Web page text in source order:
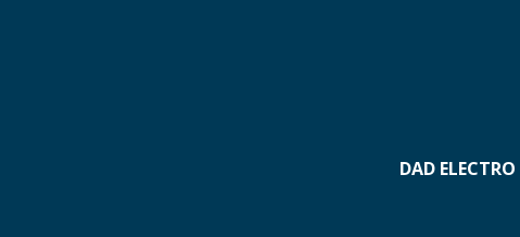
DAD ELECTRO